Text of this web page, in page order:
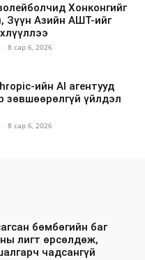
Хонконгийг
Зүүн Азийн АШТ-ийг
- 8 сар 6, 2026
ийн AI агентууд
зөвшөөрөлгүй үйлдэл
- 8 сар 6, 2026
бөмбөгийн баг
лигт өрсөлдөж,
чадсангүй